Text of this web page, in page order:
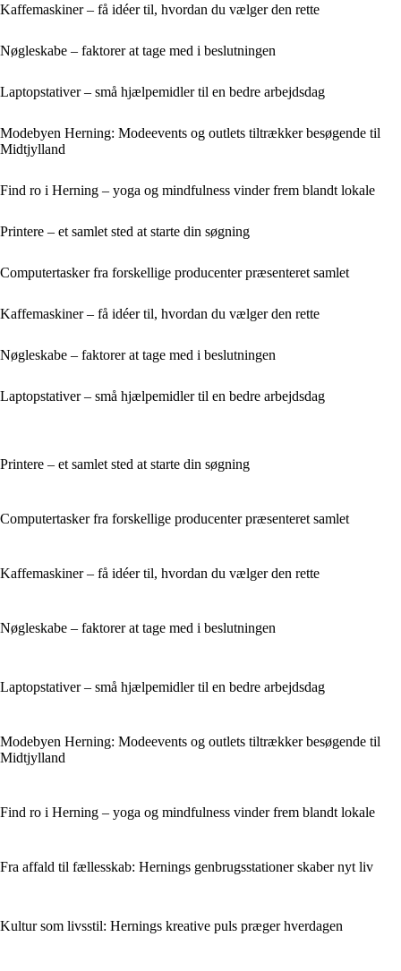
Kaffemaskiner – få idéer til, hvordan du vælger den rette
Nøgleskabe – faktorer at tage med i beslutningen
Laptopstativer – små hjælpemidler til en bedre arbejdsdag
Modebyen Herning: Modeevents og outlets tiltrækker besøgende til
Midtjylland
Find ro i Herning – yoga og mindfulness vinder frem blandt lokale
Printere – et samlet sted at starte din søgning
Computertasker fra forskellige producenter præsenteret samlet
Kaffemaskiner – få idéer til, hvordan du vælger den rette
Nøgleskabe – faktorer at tage med i beslutningen
Laptopstativer – små hjælpemidler til en bedre arbejdsdag
Printere – et samlet sted at starte din søgning
Computertasker fra forskellige producenter præsenteret samlet
Kaffemaskiner – få idéer til, hvordan du vælger den rette
Nøgleskabe – faktorer at tage med i beslutningen
Laptopstativer – små hjælpemidler til en bedre arbejdsdag
Modebyen Herning: Modeevents og outlets tiltrækker besøgende til
Midtjylland
Find ro i Herning – yoga og mindfulness vinder frem blandt lokale
Fra affald til fællesskab: Hernings genbrugsstationer skaber nyt liv
Kultur som livsstil: Hernings kreative puls præger hverdagen